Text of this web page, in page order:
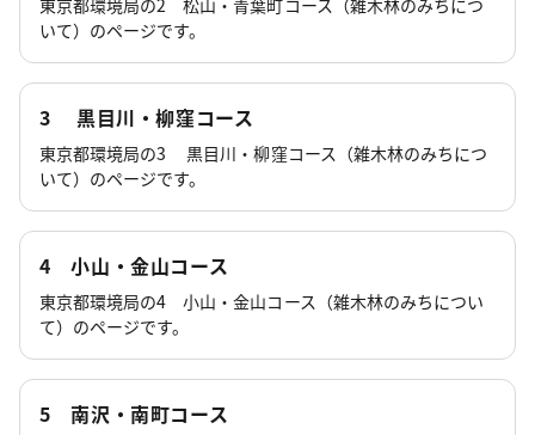
東京都環境局の2 松山・青葉町コース（雑木林のみちにつ
いて）のページです。
3 黒目川・柳窪コース
東京都環境局の3 黒目川・柳窪コース（雑木林のみちにつ
いて）のページです。
4 小山・金山コース
東京都環境局の4 小山・金山コース（雑木林のみちについ
て）のページです。
5 南沢・南町コース